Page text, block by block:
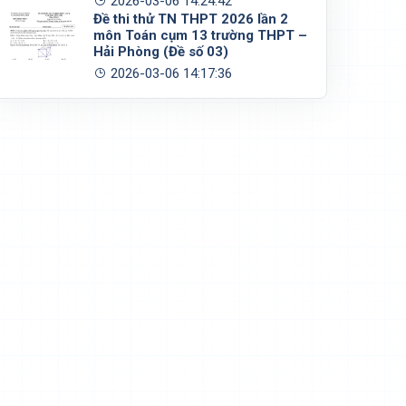
√3 (3+
4
3
=335 3+43)=12+935.
Đề thi thử TN THPT 2026 lần 2
môn Toán cụm 13 trường THPT –
Hải Phòng (Đề số 03)
2026-03-06 14:17:36